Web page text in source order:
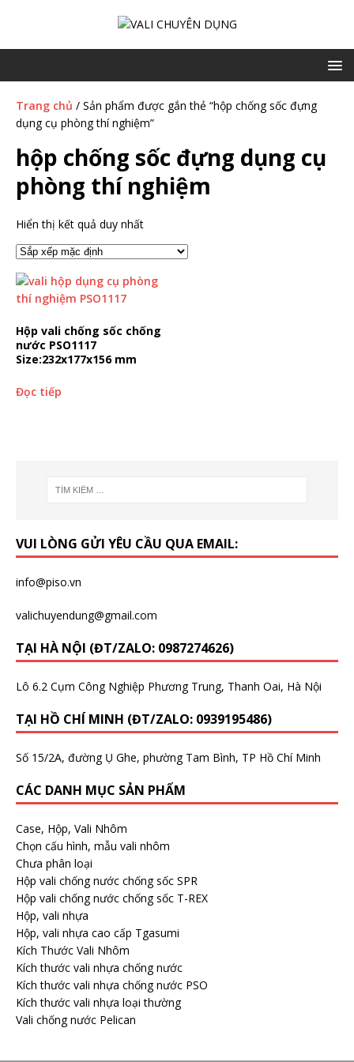
Trang chủ / Sản phẩm được gắn thẻ “hộp chống sốc đựng
dụng cụ phòng thí nghiệm”
hộp chống sốc đựng dụng cụ
phòng thí nghiệm
Hiển thị kết quả duy nhất
Hộp vali chống sốc chống
nước PSO1117
Size:232x177x156 mm
Đọc tiếp
VUI LÒNG GỬI YÊU CẦU QUA EMAIL:
info@piso.vn
valichuyendung@gmail.com
TẠI HÀ NỘI (ĐT/ZALO: 0987274626)
Lô 6.2 Cụm Công Nghiệp Phương Trung, Thanh Oai, Hà Nội
TẠI HỒ CHÍ MINH (ĐT/ZALO: 0939195486)
Số 15/2A, đường Ụ Ghe, phường Tam Bình, TP Hồ Chí Minh
CÁC DANH MỤC SẢN PHẨM
Case, Hộp, Vali Nhôm
Chọn cấu hình, mẫu vali nhôm
Chưa phân loại
Hộp vali chống nước chống sốc SPR
Hộp vali chống nước chống sốc T-REX
Hộp, vali nhựa
Hộp, vali nhựa cao cấp Tgasumi
Kích Thước Vali Nhôm
Kích thước vali nhựa chống nước
Kích thước vali nhựa chống nước PSO
Kích thước vali nhựa loại thường
Vali chống nước Pelican